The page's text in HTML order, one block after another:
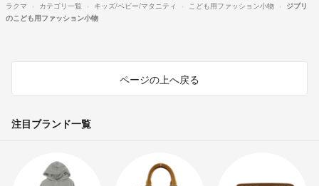
ラクマ
カテゴリ一覧 キッズ/ベビー/マタニティ こども用ファッション小物
ジブリ
のこども用ファッション小物
ページの上へ戻る
注目ブランド一覧